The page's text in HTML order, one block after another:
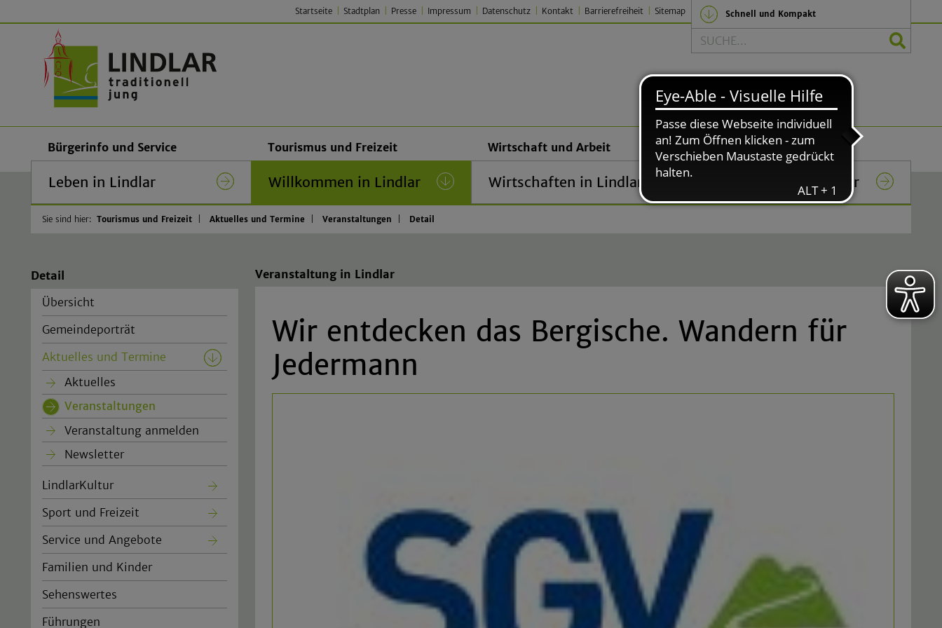
Startseite Stadtplan Presse Impressum Datenschutz Kontakt Barrierefreiheit Sitemap Schnell und Kompakt
Suche
Bürgerinfo und Service
Leben in Lindlar
Tourismus und Freizeit
Willkommen in Lindlar (current)
Wirtschaft und Arbeit
Wirtschaften in Lindlar
Politik und Verwaltung
Das Rathaus in Lindlar
Sie sind hier: Tourismus und Freizeit Aktuelles und Termine Veranstaltungen Detail
Detail
Übersicht
Gemeindeporträt
Aktuelles und Termine
Aktuelles
Veranstaltungen
Veranstaltung anmelden
Newsletter
LindlarKultur
Sport und Freizeit
Service und Angebote
Familien und Kinder
Sehenswertes
Führungen
Veranstaltung in Lindlar
Wir entdecken das Bergische. Wandern für
Jedermann